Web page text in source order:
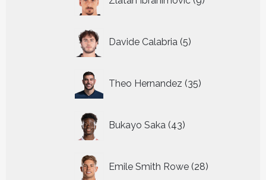
producten
Davide Calabria 5
producten
Theo Hernandez 35
producten
Bukayo Saka 43
producten
Emile Smith Rowe 28
producten